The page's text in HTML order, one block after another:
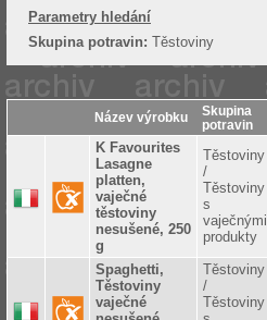
Parametry hledání
Skupina potravin: Těstoviny
Název výrobku
Skupina
potravin
K Favourites
Lasagne
platten,
vaječné
těstoviny
nesušené, 250
g
Těstoviny
/
Těstoviny
s
vaječnými
produkty
Spaghetti,
Těstoviny
vaječné
Těstoviny
/
Těstoviny